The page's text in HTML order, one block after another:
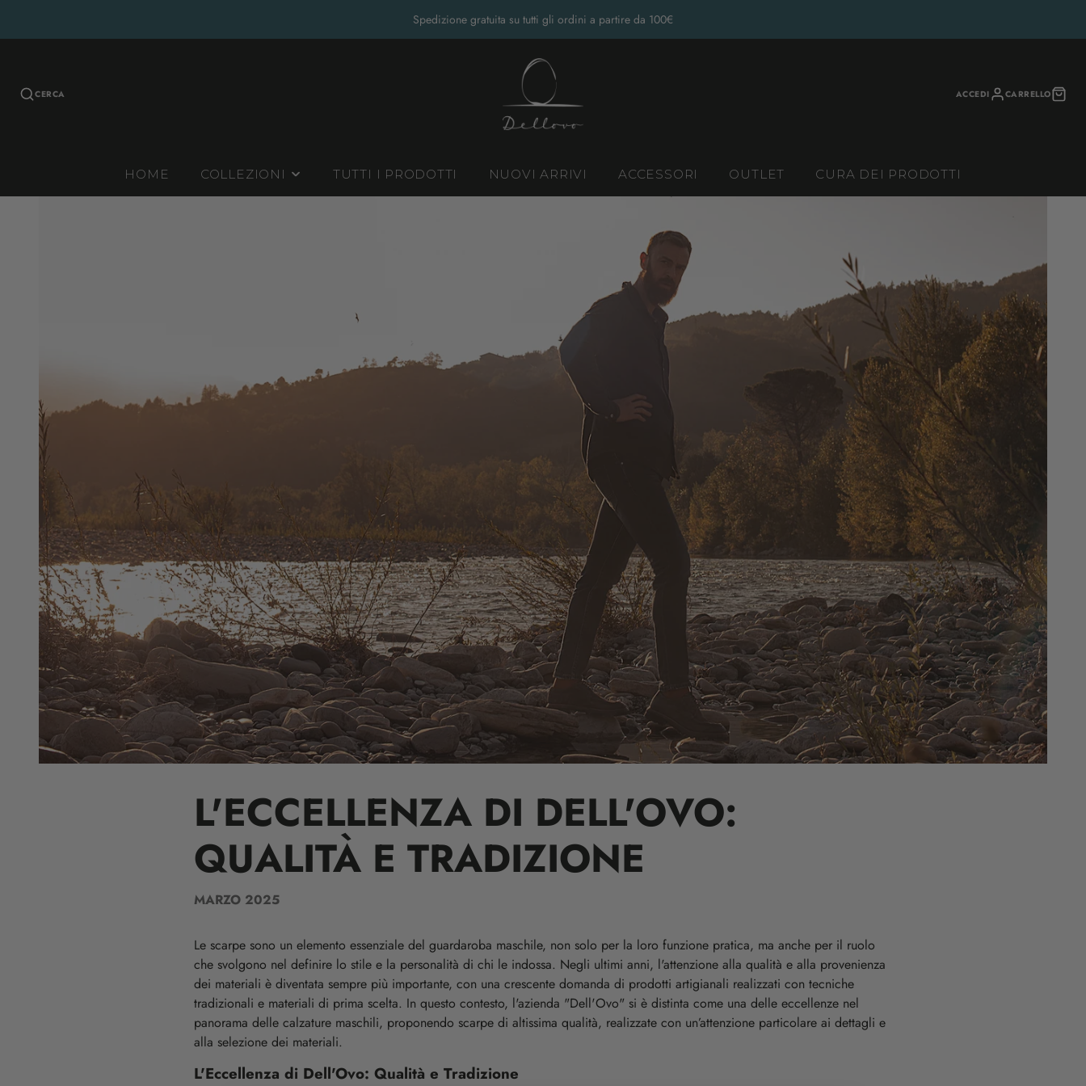
Spedizione gratuita su tutti gli ordini a partire da 100€
CERCA ACCEDI CARRELLO
HOME COLLEZIONI TUTTI I PRODOTTI NUOVI ARRIVI ACCESSORI OUTLET CURA DEI PRODOTTI
L'ECCELLENZA DI DELL'OVO:
QUALITÀ E TRADIZIONE
MARZO 2025
Le scarpe sono un elemento essenziale del guardaroba maschile, non solo per la loro funzione pratica, ma anche per il ruolo
che svolgono nel definire lo stile e la personalità di chi le indossa. Negli ultimi anni, l'attenzione alla qualità e alla provenienza
dei materiali è diventata sempre più importante, con una crescente domanda di prodotti artigianali realizzati con tecniche
tradizionali e materiali di prima scelta. In questo contesto, l'azienda "Dell'Ovo" si è distinta come una delle eccellenze nel
panorama delle calzature maschili, proponendo scarpe di altissima qualità, realizzate con un’attenzione particolare ai dettagli e
alla selezione dei materiali.
L'Eccellenza di Dell'Ovo: Qualità e Tradizione